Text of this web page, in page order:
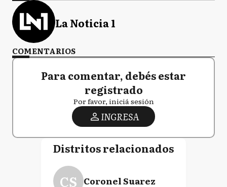
La Noticia 1
COMENTARIOS
Para comentar, debés estar
registrado
Por favor, iniciá sesión
INGRESA
Distritos relacionados
CS Coronel Suarez